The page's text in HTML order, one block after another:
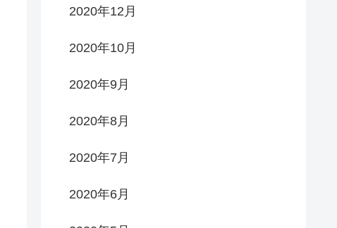
2020年12月
2020年10月
2020年9月
2020年8月
2020年7月
2020年6月